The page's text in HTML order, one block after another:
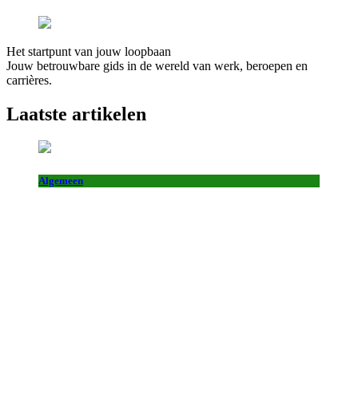
Het startpunt van jouw loopbaan
Jouw betrouwbare gids in de wereld van werk, beroepen en
carrières.
Laatste artikelen
Algemeen